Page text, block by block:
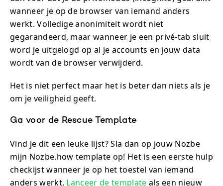
wanneer je op de browser van iemand anders
werkt. Volledige anonimiteit wordt niet
gegarandeerd, maar wanneer je een privé-tab sluit
word je uitgelogd op al je accounts en jouw data
wordt van de browser verwijderd.
Het is niet perfect maar het is beter dan niets als je
om je veiligheid geeft.
Ga voor de Rescue Template
Vind je dit een leuke lijst? Sla dan op jouw Nozbe
mijn Nozbe.how template op! Het is een eerste hulp
checkijst wanneer je op het toestel van iemand
anders werkt. Lanceer de template als een nieuw